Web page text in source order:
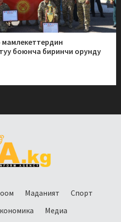
боюнча биринчи орунду
Маданият
Спорт
Медиа